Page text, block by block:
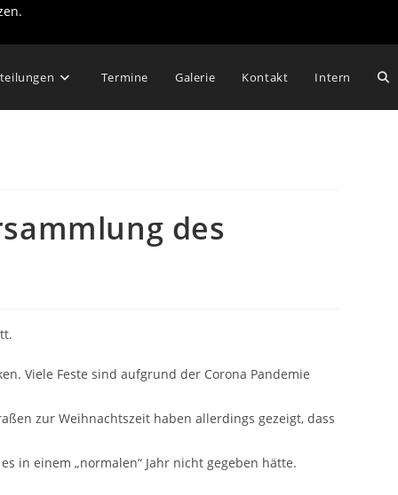
Termine Galerie Kontakt Intern
des
Viele Feste sind aufgrund der Corona Pandemie
zur Weihnachtszeit haben allerdings gezeigt, dass
in einem „normalen“ Jahr nicht gegeben hätte.